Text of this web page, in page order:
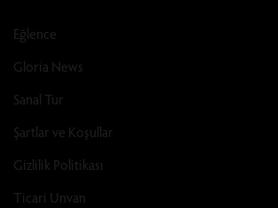
Eğlence
Gloria News
Sanal Tur
Şartlar ve Koşullar
Gizlilik Politikası
Ticari Unvan